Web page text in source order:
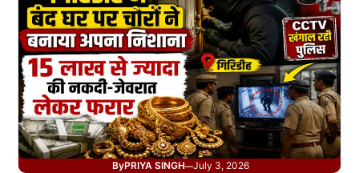
ByPRIYA SINGH—July 3, 2026